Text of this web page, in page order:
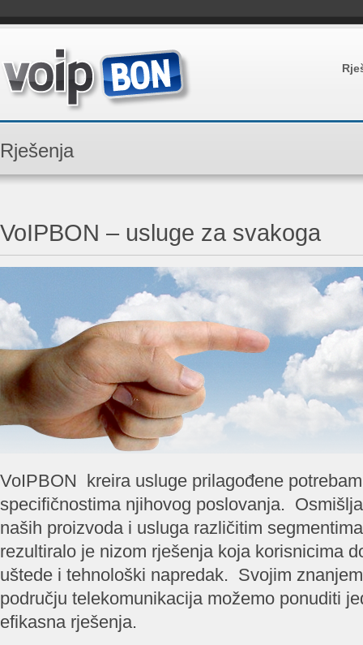
Rješenja
VoIPBON – usluge za svakoga
VoIPBON kreira usluge prilagođene
specifičnostima njihovog poslovanja.
naših proizvoda i usluga različitim
rezultiralo je nizom rješenja koja korisnicima
uštede i tehnološki napredak. Svojim
području telekomunikacija možemo ponuditi
efikasna rješenja.